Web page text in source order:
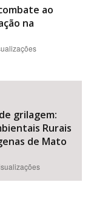
ao
na
grilagem:
Rurais
de Mato